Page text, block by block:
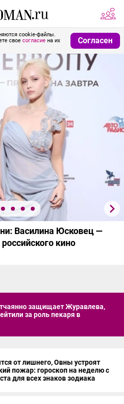
cookie-файлы.
свое согласие на их
Согласен
Василина Юсковец —
кино
растут дети самых
звезд» и почему
Джексон, Imagine
в Лужниках в 50
свадьба и роды в
Софьи Каштановой
проекты и духовные
жизнь победителей
защищает Журавлева,
за роль пекаря в
от лишнего, Овны устроят
пожар: гороскоп на неделю с
для всех знаков зодиака